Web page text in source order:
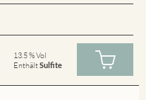
13.5 % Vol
EnthältSulfite